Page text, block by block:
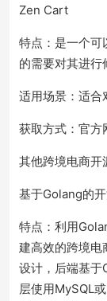
Zen Cart
特点：是一个可
的需要对其进行
适用场景：适合
获取方式：官
其他跨境电商开
基于Golang的
特点：利用
建高效的跨境
设计，后端基
层使用MySQL